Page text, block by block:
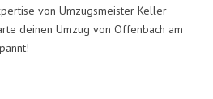
von Umzugsmeister Keller
deinen Umzug von Offenbach am